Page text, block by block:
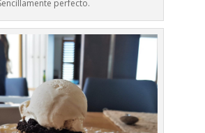
perfecto.